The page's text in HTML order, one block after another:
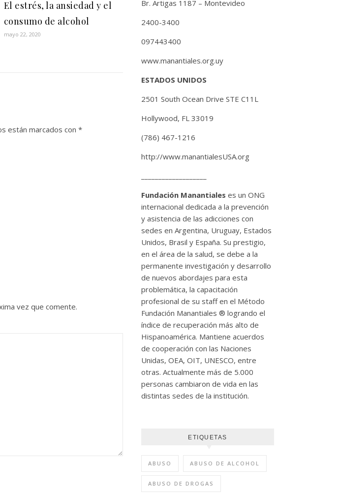
El estrés, la ansiedad y el
consumo de alcohol
mayo 22, 2020
están marcados con *
vez que comente.
Br. Artigas 1187 – Montevideo
2400-3400
097443400
www.manantiales.org.uy
ESTADOS UNIDOS
2501 South Ocean Drive STE C11L
Hollywood, FL 33019
(786) 467-1216
http://www.manantialesUSA.org
Fundación Manantiales es un ONG
internacional dedicada a la prevención
y asistencia de las adicciones con
sedes en Argentina, Uruguay, Estados
Unidos, Brasil y España. Su prestigio,
en el área de la salud, se debe a la
permanente investigación y desarrollo
de nuevos abordajes para esta
problemática, la capacitación
profesional de su staff en el Método
Fundación Manantiales ® logrando el
índice de recuperación más alto de
Hispanoamérica. Mantiene acuerdos
de cooperación con las Naciones
Unidas, OEA, OIT, UNESCO, entre
otras. Actualmente más de 5.000
personas cambiaron de vida en las
distintas sedes de la institución.
ETIQUETAS
ABUSO ABUSO DE ALCOHOL
ABUSO DE DROGAS